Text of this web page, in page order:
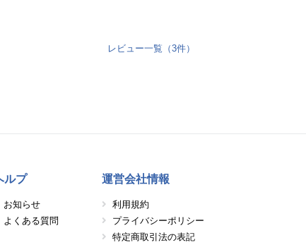
レビュー一覧（3件）
ルプ
お知らせ
よくある質問
運営会社情報
利用規約
プライバシーポリシー
特定商取引法の表記